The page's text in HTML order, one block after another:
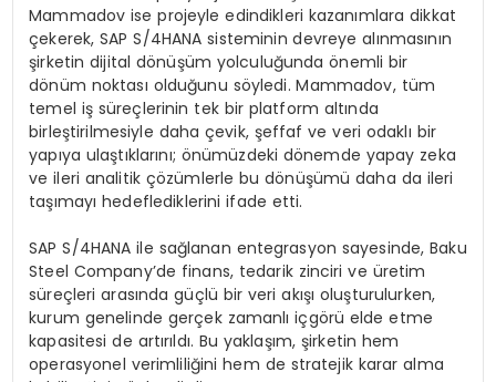
Mammadov ise projeyle edindikleri kazanımlara dikkat
çekerek, SAP S/4HANA sisteminin devreye alınmasının
şirketin dijital dönüşüm yolculuğunda önemli bir
dönüm noktası olduğunu söyledi. Mammadov, tüm
temel iş süreçlerinin tek bir platform altında
birleştirilmesiyle daha çevik, şeffaf ve veri odaklı bir
yapıya ulaştıklarını; önümüzdeki dönemde yapay zeka
ve ileri analitik çözümlerle bu dönüşümü daha da ileri
taşımayı hedeflediklerini ifade etti.
SAP S/4HANA ile sağlanan entegrasyon sayesinde, Baku
Steel Company’de finans, tedarik zinciri ve üretim
süreçleri arasında güçlü bir veri akışı oluşturulurken,
kurum genelinde gerçek zamanlı içgörü elde etme
kapasitesi de artırıldı. Bu yaklaşım, şirketin hem
operasyonel verimliliğini hem de stratejik karar alma